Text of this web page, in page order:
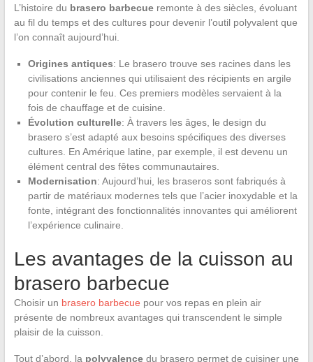
L’histoire du brasero barbecueremonte à des siècles, évoluant
au fil du temps et des cultures pour devenir l’outil polyvalent que
l’on connaît aujourd’hui.
Origines antiques: Le brasero trouve ses racines dans les
civilisations anciennes qui utilisaient des récipients en argile
pour contenir le feu. Ces premiers modèles servaient à la
fois de chauffage et de cuisine.
Évolution culturelle: À travers les âges, le design du
brasero s’est adapté aux besoins spécifiques des diverses
cultures. En Amérique latine, par exemple, il est devenu un
élément central des fêtes communautaires.
Modernisation: Aujourd’hui, les braseros sont fabriqués à
partir de matériaux modernes tels que l’acier inoxydable et la
fonte, intégrant des fonctionnalités innovantes qui améliorent
l’expérience culinaire.
Les avantages de la cuisson au
brasero barbecue
Choisir un brasero barbecue pour vos repas en plein air
présente de nombreux avantages qui transcendent le simple
plaisir de la cuisson.
Tout d’abord, la polyvalencedu brasero permet de cuisiner une